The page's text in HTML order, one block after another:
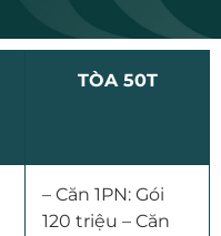
TÒA 50T
– Căn 1PN: Gói
120 triệu – Căn